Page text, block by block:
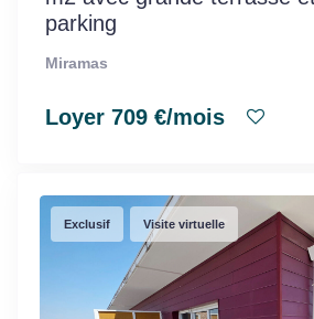
parking
Miramas
Loyer 709 €/mois
Exclusif Visite virtuelle